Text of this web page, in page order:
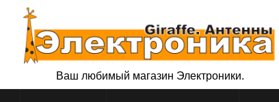
Ваш любимый магазин Электроники.